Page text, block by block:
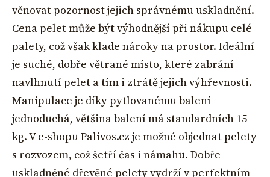
věnovat pozornost jejich správnému uskladnění.
Cena pelet může být výhodnější při nákupu celé
palety, což však klade nároky na prostor. Ideální
je suché, dobře větrané místo, které zabrání
navlhnutí pelet a tím i ztrátě jejich výhřevnosti.
Manipulace je díky pytlovanému balení
jednoduchá, většina balení má standardních 15
kg. V e-shopu Palivos.cz je možné objednat pelety
s rozvozem, což šetří čas i námahu. Dobře
uskladněné dřevěné pelety vydrží v perfektním